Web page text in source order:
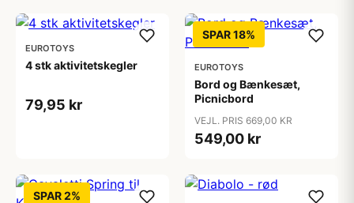
EUROTOYS
4 stk aktivitetskegler
79,95 kr
SPAR 18%
EUROTOYS
Bord og Bænkesæt,
Picnicbord
VEJL. PRIS 669,00 KR
549,00 kr
SPAR 2%